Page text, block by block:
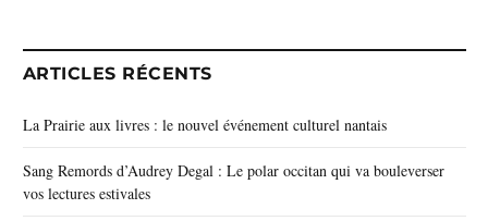
ARTICLES RÉCENTS
La Prairie aux livres : le nouvel événement culturel nantais
Sang Remords d’Audrey Degal : Le polar occitan qui va bouleverser
vos lectures estivales